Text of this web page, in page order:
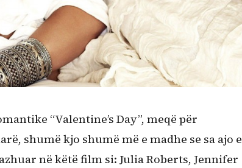
“Valentine’s Day”, meqë për
shumë kjo shumë më e madhe se sa ajo e
në këtë film si: Julia Roberts, Jennifer